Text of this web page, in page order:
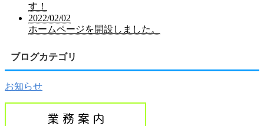
す！
2022/02/02
ホームページを開設しました。
ブログカテゴリ
お知らせ